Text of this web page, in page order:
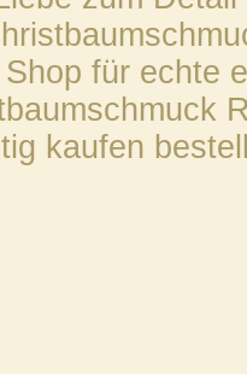
für echte
kaufen